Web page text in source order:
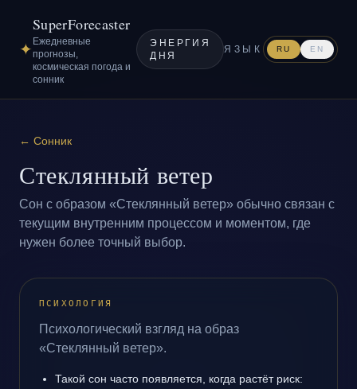
✦
SuperForecaster
Ежедневные
прогнозы,
космическая погода и
сонник
ЭНЕРГИЯ
ДНЯ
ЯЗЫК RU EN
← Сонник
Стеклянный ветер
Сон с образом «Стеклянный ветер» обычно связан с
текущим внутренним процессом и моментом, где
нужен более точный выбор.
ПСИХОЛОГИЯ
Психологический взгляд на образ
«Стеклянный ветер».
Такой сон часто появляется, когда растёт риск: